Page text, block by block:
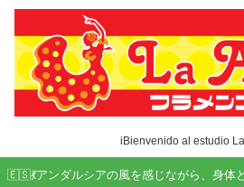
iBienvenido al estudio
🇪🇸💃アンダルシアの風を感じながら、身体